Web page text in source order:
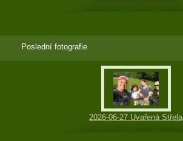
Poslední fotografie
2026-06-27 Uvařená Střela